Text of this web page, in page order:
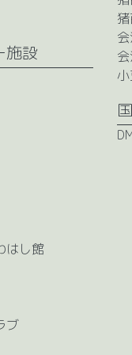
施設
はし館
ブ